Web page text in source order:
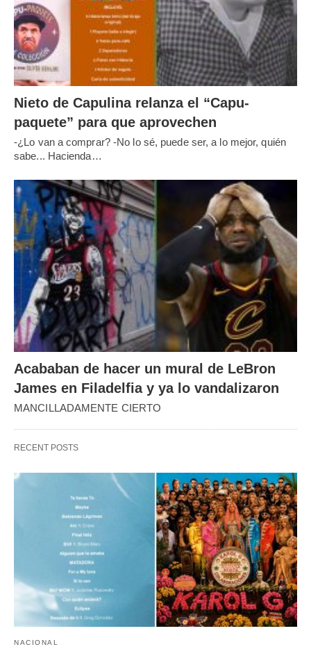
Nieto de Capulina relanza el “Capu-
paquete” para que aprovechen
-¿Lo van a comprar? -No lo sé, puede ser, a lo mejor, quién
sabe... Hacienda…
Acababan de hacer un mural de LeBron
James en Filadelfia y ya lo vandalizaron
MANCILLADAMENTE CIERTO
RECENT POSTS
NACIONAL